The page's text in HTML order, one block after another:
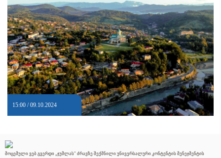
15:00 / 09.10.2024
მოცემული ვებ გვერდი „ჯუმლას" ძრავზე შექმნილი უნივერსალური კონტენტის მენეჯმენტის